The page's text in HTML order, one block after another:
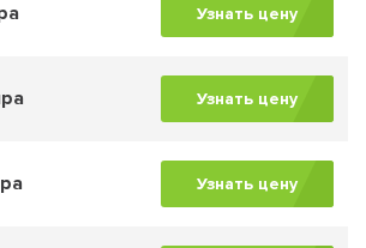
Узнать цену
Узнать цену
Узнать цену